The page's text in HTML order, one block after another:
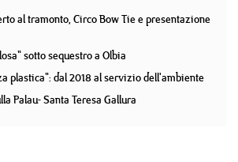
al tramonto, Circo Bow Tie e presentazione
sotto sequestro a Olbia
plastica": dal 2018 al servizio dell'ambiente
Palau- Santa Teresa Gallura